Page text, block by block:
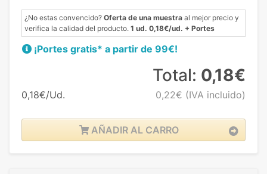
¿No estas convencido? Oferta de una muestra al mejor precio y
verifica la calidad del producto. 1 ud. 0,18€/ud. + Portes
¡Portes gratis* a partir de 99€!
0,18€/Ud.
Total: 0,18€
0,22€ (IVA incluido)
AÑADIR AL CARRO